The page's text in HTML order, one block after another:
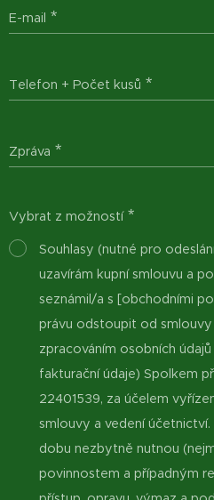
E-mail
Telefon + Počet kusů
Zpráva
Vybrat z možností
Souhlasy (nutné pro
uzavírám kupní smlouvu a
seznámil/a s [obchodními
právu odstoupit od smlouvy
zpracováním osobních
fakturační údaje) Spolkem
22401539, za účelem
smlouvy a vedení
dobu nezbytně nutnou
povinnostem a případným